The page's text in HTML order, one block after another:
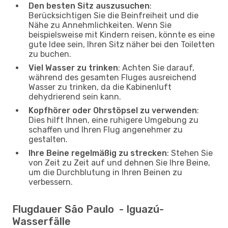
Den besten Sitz auszusuchen:
Berücksichtigen Sie die Beinfreiheit und die
Nähe zu Annehmlichkeiten. Wenn Sie
beispielsweise mit Kindern reisen, könnte es eine
gute Idee sein, Ihren Sitz näher bei den Toiletten
zu buchen.
Viel Wasser zu trinken: Achten Sie darauf,
während des gesamten Fluges ausreichend
Wasser zu trinken, da die Kabinenluft
dehydrierend sein kann.
Kopfhörer oder Ohrstöpsel zu verwenden:
Dies hilft Ihnen, eine ruhigere Umgebung zu
schaffen und Ihren Flug angenehmer zu
gestalten.
Ihre Beine regelmäßig zu strecken: Stehen Sie
von Zeit zu Zeit auf und dehnen Sie Ihre Beine,
um die Durchblutung in Ihren Beinen zu
verbessern.
Flugdauer São Paulo - Iguazú-
Wasserfälle